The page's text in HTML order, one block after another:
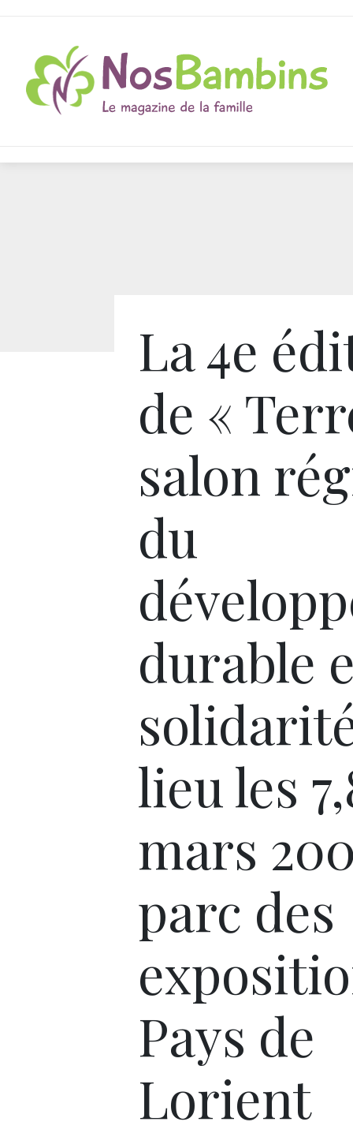
La 4e
de «
salon
du
durable
lieu les
mars
parc des
Pays de
Lorient